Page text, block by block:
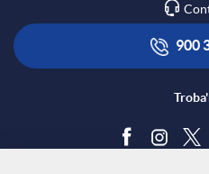
r
e
i
ó
900